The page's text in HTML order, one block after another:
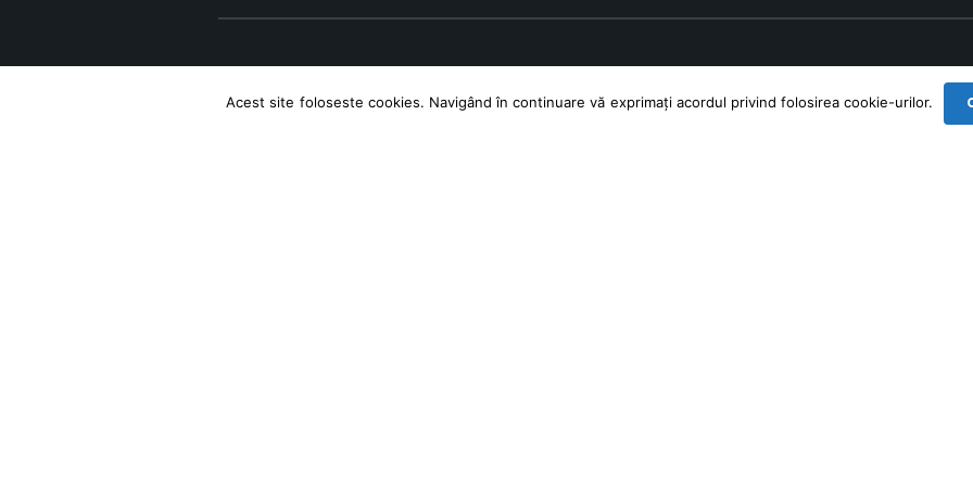
Acest site foloseste cookies. Navigând în continuare vă exprimați acordul privind folosirea cookie-urilor.